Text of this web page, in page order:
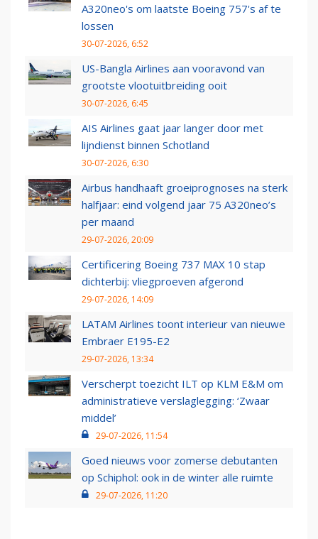
A320neo's om laatste Boeing 757's af te
lossen
30-07-2026, 6:52
US-Bangla Airlines aan vooravond van
grootste vlootuitbreiding ooit
30-07-2026, 6:45
AIS Airlines gaat jaar langer door met
lijndienst binnen Schotland
30-07-2026, 6:30
Airbus handhaaft groeiprognoses na sterk
halfjaar: eind volgend jaar 75 A320neo’s
per maand
29-07-2026, 20:09
Certificering Boeing 737 MAX 10 stap
dichterbij: vliegproeven afgerond
29-07-2026, 14:09
LATAM Airlines toont interieur van nieuwe
Embraer E195-E2
29-07-2026, 13:34
Verscherpt toezicht ILT op KLM E&M om
administratieve verslaglegging: ‘Zwaar
middel’
29-07-2026, 11:54
Goed nieuws voor zomerse debutanten
op Schiphol: ook in de winter alle ruimte
29-07-2026, 11:20